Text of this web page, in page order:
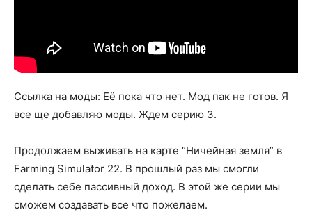
Ссылка на моды: Её пока что нет. Мод пак не готов. Я
все ще добавляю моды. Ждем серию 3.
Продолжаем выживать на карте “Ничейная земля” в
Farming Simulator 22. В прошлый раз мы смогли
сделать себе пассивный доход. В этой же серии мы
сможем создавать все что пожелаем.